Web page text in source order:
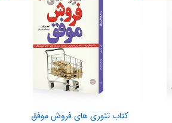
کتاب تئوری های فروش موفق